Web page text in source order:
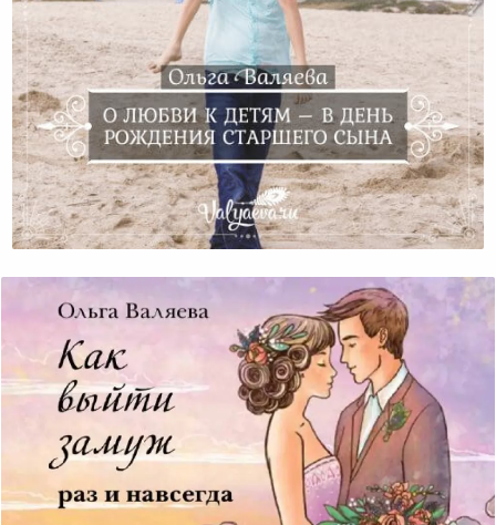
О Любви К Детям – В День Рождения Старшего Сына